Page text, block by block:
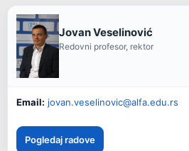
Jovan Veselinović
Redovni profesor, rektor
Email: jovan.veselinovic@alfa.edu.rs
Pogledaj radove